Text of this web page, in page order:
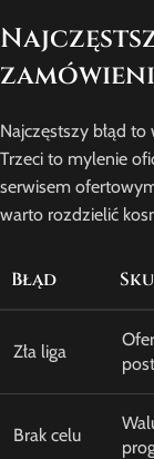
Najczęstszy błąd
Trzeci to mylenie
serwisem
warto rozdzielić
Błąd
Zła liga
Brak celu